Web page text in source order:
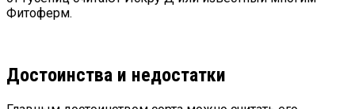
Фитоферм.
Достоинства и недостатки